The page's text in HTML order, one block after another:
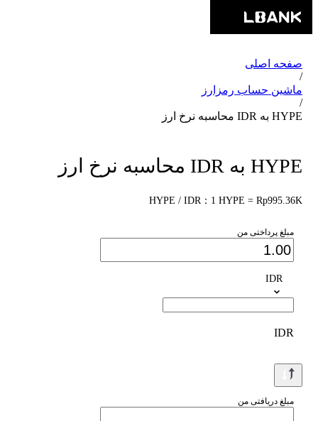
صفحه اصلی
/
ماشین حساب رمزارز
/
HYPE به IDR محاسبه نرخ ارز
HYPE به IDR محاسبه نرخ ارز
HYPE / IDR：1 HYPE = Rp995.36K
مبلغ پرداختی من
IDR
IDR
مبلغ دریافتی من